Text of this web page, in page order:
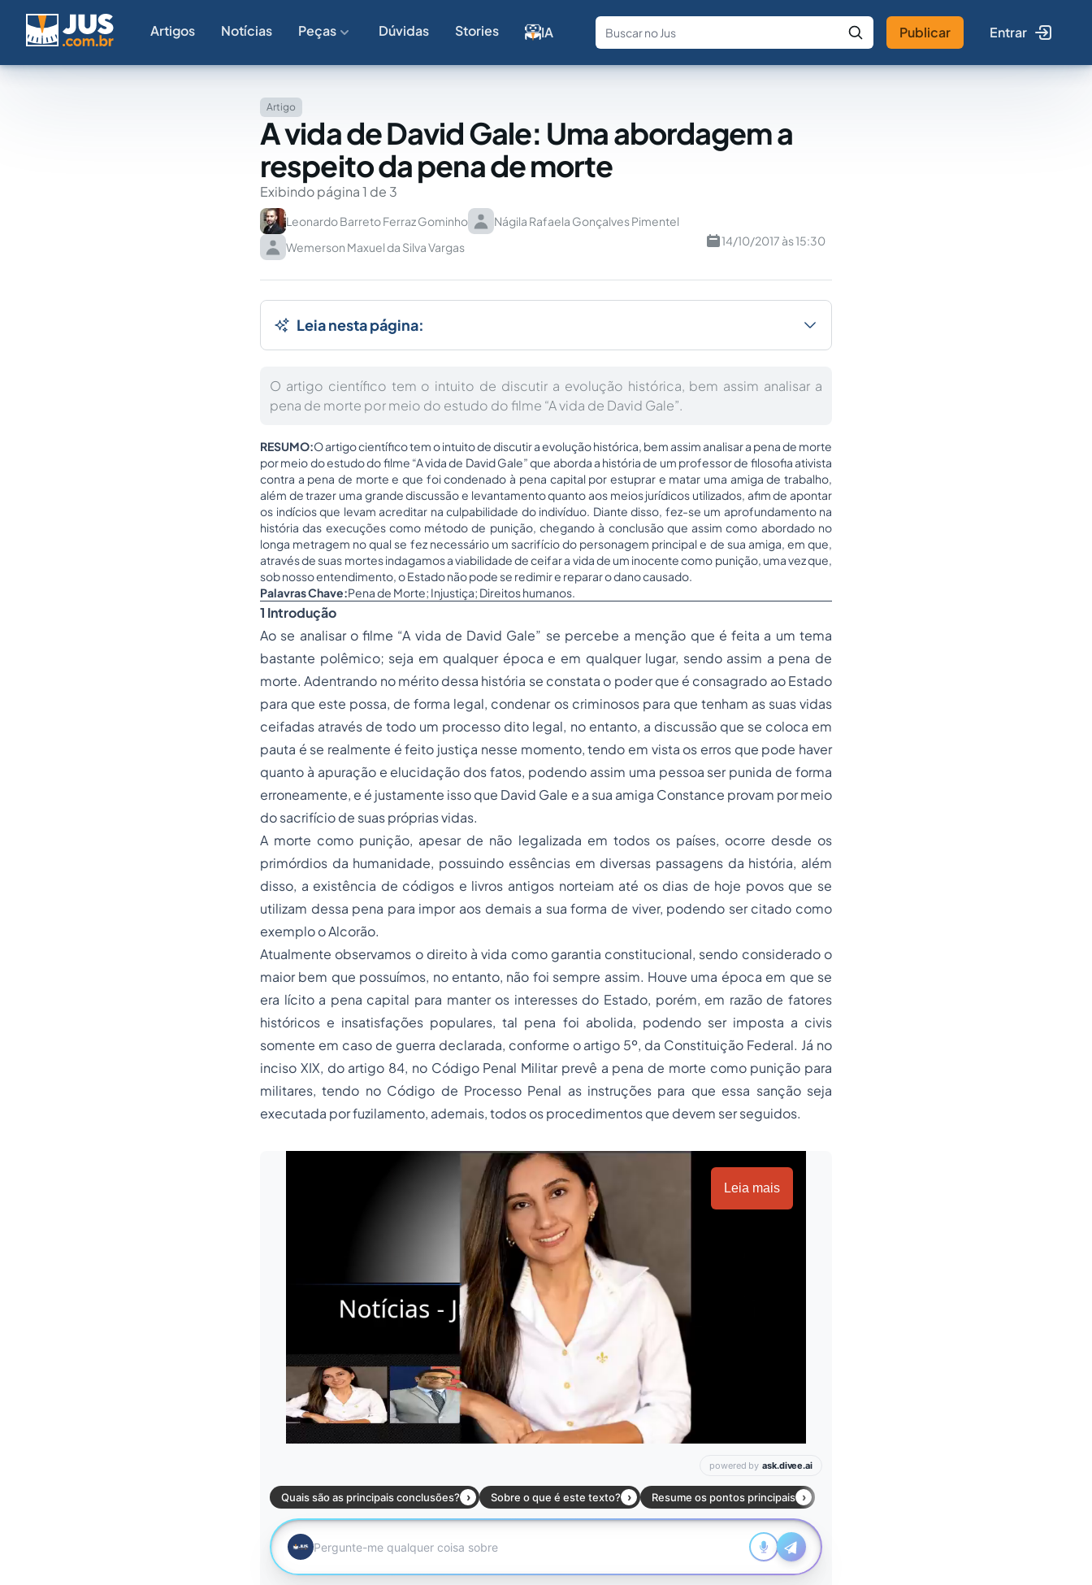
Artigos Notícias Peças Dúvidas Stories IA
Fale com a IA Buscar no Jus
Publicar Entrar
Artigo
A vida de David Gale: Uma abordagem a
respeito da pena de morte
Exibindo página 1 de 3
Leonardo Barreto Ferraz Gominho
Nágila Rafaela Gonçalves Pimentel
Wemerson Maxuel da Silva Vargas
14/10/2017 às 15:30
Leia nesta página:
O artigo científico tem o intuito de discutir a evolução histórica, bem assim analisar a
pena de morte por meio do estudo do filme “A vida de David Gale”.
RESUMO:O artigo científico tem o intuito de discutir a evolução histórica, bem assim analisar a pena de morte
por meio do estudo do filme “A vida de David Gale” que aborda a história de um professor de filosofia ativista
contra a pena de morte e que foi condenado à pena capital por estuprar e matar uma amiga de trabalho,
além de trazer uma grande discussão e levantamento quanto aos meios jurídicos utilizados, afim de apontar
os indícios que levam acreditar na culpabilidade do indivíduo. Diante disso, fez-se um aprofundamento na
história das execuções como método de punição, chegando à conclusão que assim como abordado no
longa metragem no qual se fez necessário um sacrifício do personagem principal e de sua amiga, em que,
através de suas mortes indagamos a viabilidade de ceifar a vida de um inocente como punição, uma vez que,
sob nosso entendimento, o Estado não pode se redimir e reparar o dano causado.
Palavras Chave:Pena de Morte; Injustiça; Direitos humanos.
1 Introdução
Ao se analisar o filme “A vida de David Gale” se percebe a menção que é feita a um tema
bastante polêmico; seja em qualquer época e em qualquer lugar, sendo assim a pena de
morte. Adentrando no mérito dessa história se constata o poder que é consagrado ao Estado
para que este possa, de forma legal, condenar os criminosos para que tenham as suas vidas
ceifadas através de todo um processo dito legal, no entanto, a discussão que se coloca em
pauta é se realmente é feito justiça nesse momento, tendo em vista os erros que pode haver
quanto à apuração e elucidação dos fatos, podendo assim uma pessoa ser punida de forma
erroneamente, e é justamente isso que David Gale e a sua amiga Constance provam por meio
do sacrifício de suas próprias vidas.
A morte como punição, apesar de não legalizada em todos os países, ocorre desde os
primórdios da humanidade, possuindo essências em diversas passagens da história, além
disso, a existência de códigos e livros antigos norteiam até os dias de hoje povos que se
utilizam dessa pena para impor aos demais a sua forma de viver, podendo ser citado como
exemplo o Alcorão.
Atualmente observamos o direito à vida como garantia constitucional, sendo considerado o
maior bem que possuímos, no entanto, não foi sempre assim. Houve uma época em que se
era lícito a pena capital para manter os interesses do Estado, porém, em razão de fatores
históricos e insatisfações populares, tal pena foi abolida, podendo ser imposta a civis
somente em caso de guerra declarada, conforme o artigo 5º, da Constituição Federal. Já no
inciso XIX, do artigo 84, no Código Penal Militar prevê a pena de morte como punição para
militares, tendo no Código de Processo Penal as instruções para que essa sanção seja
executada por fuzilamento, ademais, todos os procedimentos que devem ser seguidos.
Leia mais